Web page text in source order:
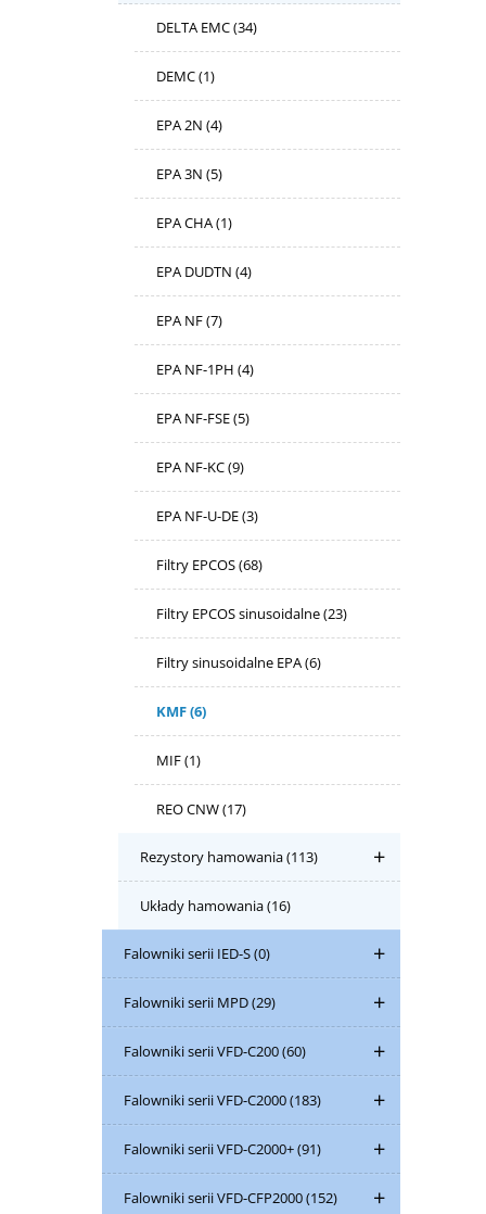
DELTA EMC(34)
DEMC(1)
EPA 2N (4)
EPA 3N (5)
EPA CHA(1)
EPA DUDTN (4)
EPA NF(7)
EPA NF-1PH (4)
EPA NF-FSE(5)
EPA NF-KC(9)
EPA NF-U-DE(3)
Filtry EPCOS(68)
Filtry EPCOS sinusoidalne(23)
Filtry sinusoidalne EPA(6)
KMF(6)
MIF(1)
REO CNW(17)
Rezystory hamowania(113)
Układy hamowania(16)
Falowniki serii IED-S(0)
Falowniki serii MPD(29)
Falowniki serii VFD-C200(60)
Falowniki serii VFD-C2000(183)
Falowniki serii VFD-C2000+(91)
Falowniki serii VFD-CFP2000(152)